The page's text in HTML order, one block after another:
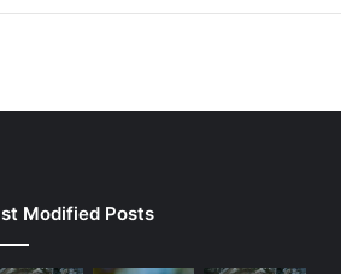
Modified Posts